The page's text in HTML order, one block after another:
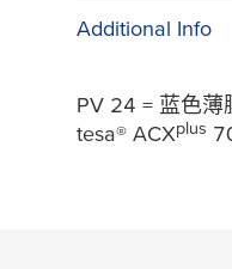
Additional Info
PV 24 = 蓝色薄
tesa® ACXplus